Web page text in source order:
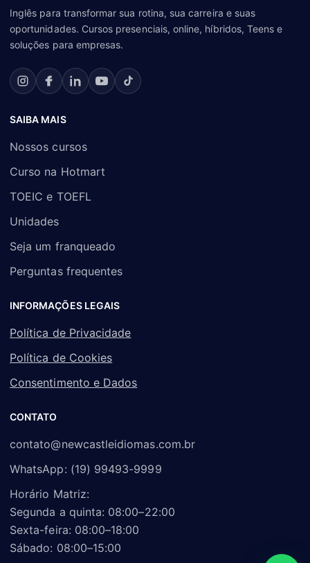
Inglês para transformar sua rotina, sua carreira e suas
oportunidades. Cursos presenciais, online, híbridos, Teens e
soluções para empresas.
SAIBA MAIS
Nossos cursos
Curso na Hotmart
TOEIC e TOEFL
Unidades
Seja um franqueado
Perguntas frequentes
INFORMAÇÕES LEGAIS
Política de Privacidade
Política de Cookies
Consentimento e Dados
CONTATO
contato@newcastleidiomas.com.br
WhatsApp: (19) 99493-9999
Horário Matriz:
Segunda a quinta: 08:00–22:00
Sexta-feira: 08:00–18:00
Sábado: 08:00–15:00